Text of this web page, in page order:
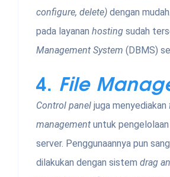
configure, delete) dengan
pada layanan hosting sudah
Management System (DBMS)
4. File
Control panel juga menyediakan
management untuk
server. Penggunaannya pun
dilakukan dengan sistem drag